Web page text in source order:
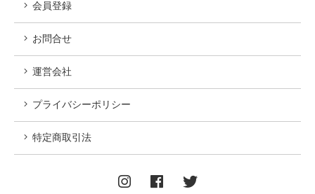
会員登録
お問合せ
運営会社
プライバシーポリシー
特定商取引法